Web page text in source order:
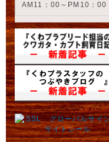
AM11：00～PM10：00